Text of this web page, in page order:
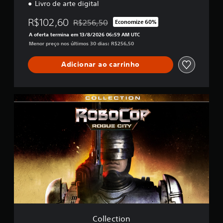
Livro de arte digital
R$102,60 Desconto aplicado no preço original de
R$256,50 Economize 60%
A oferta termina em 13/8/2026 06:59 AM UTC
Menor preço nos últimos 30 dias: R$256,50
Adicionar ao carrinho
C
c
t
i
o
n
Collection